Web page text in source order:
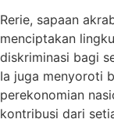
Rerie, sapaan
menciptakan
diskriminasi bagi
Ia juga menyoroti
perekonomian
kontribusi dari